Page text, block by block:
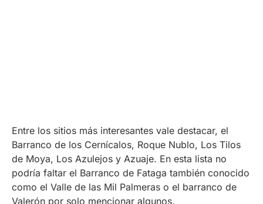
Entre los sitios más interesantes vale destacar, el
Barranco de los Cernícalos, Roque Nublo, Los Tilos
de Moya, Los Azulejos y Azuaje. En esta lista no
podría faltar el Barranco de Fataga también conocido
como el Valle de las Mil Palmeras o el barranco de
Valerón por solo mencionar algunos.